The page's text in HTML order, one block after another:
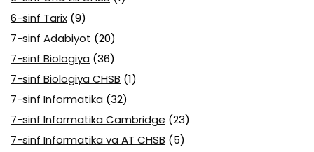
6-sinf Tarix (9)
7-sinf Adabiyot (20)
7-sinf Biologiya (36)
7-sinf Biologiya CHSB (1)
7-sinf Informatika (32)
7-sinf Informatika Cambridge (23)
7-sinf Informatika va AT CHSB (5)